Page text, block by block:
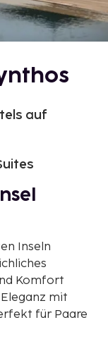
auf
Inseln
Komfort
mit
für Paare